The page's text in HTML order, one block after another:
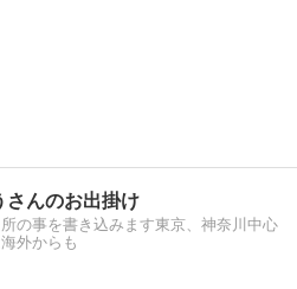
さんのお出掛け
の事を書き込みます東京、神奈川中心
外からも